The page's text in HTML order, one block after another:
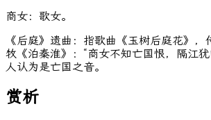
商女：歌女。
《后庭》遗曲：指歌曲《玉树后庭花》
牧《泊秦淮》：“商女不知亡国恨，隔江
人认为是亡国之音。
赏析